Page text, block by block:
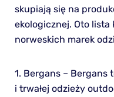
skupiają się na
ekologicznej. Oto
norweskich marek
1. Bergans – Bergans
i trwałej odzieży